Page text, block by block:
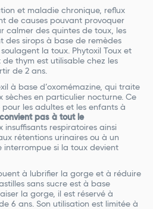
et maladie chronique, reflux
de causes pouvant provoquer
calmer des quintes de toux, les
des sirops à base de remèdes
la toux. Phytoxil Toux et
thym est utilisable chez les
de 2 ans.
à base d’oxomémazine, qui traite
sèches en particulier nocturne. Ce
les adultes et les enfants à
pas à tout le
insuffisants respiratoires ainsi
rétentions urinaires ou à un
si la toux devient
à lubrifier la gorge et à réduire
sans sucre est à base
la gorge, il est réservé à
6 ans. Son utilisation est limitée à